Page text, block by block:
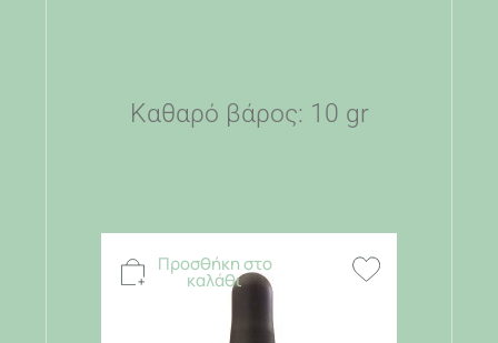
Καθαρό βάρος: 10 gr
Προσθήκη στο
καλάθι